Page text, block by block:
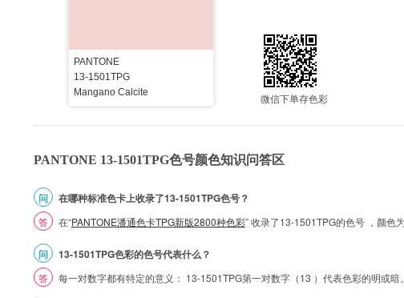
PANTONE
13-1501TPG
Mangano Calcite
微信下单存色彩
PANTONE 13-1501TPG色号颜色知识问答区
问 在哪种标准色卡上收录了13-1501TPG色号？
答 在“PANTONE潘通色卡TPG新版2800种色彩” 收录了13-1501TPG的色号 ，颜色
问 13-1501TPG色彩的色号代表什么？
答
每一对数字都有特定的意义： 13-1501TPG第一对数字（13 ）代表色彩的明或